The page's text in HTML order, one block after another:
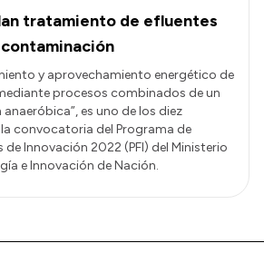
tratamiento de efluentes
y aprovechamiento energético de
procesos combinados de un
es uno de los diez
convocatoria del Programa de
de Innovación 2022 (PFI) del Ministerio
e Innovación de Nación.